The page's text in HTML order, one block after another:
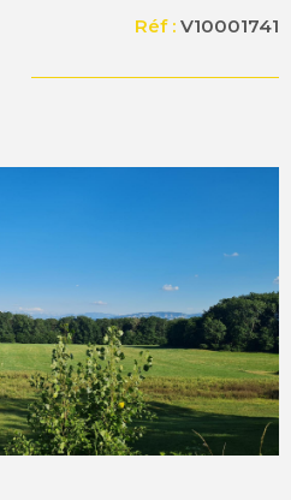
situé à 1 minute de la
est parfait pour les
à s'installer dans une
du Pays de Gex.
aujourd'hui pour plus
une visite du terrain
auxquels ce bien est exposé
Réf : V10001741
BIEN